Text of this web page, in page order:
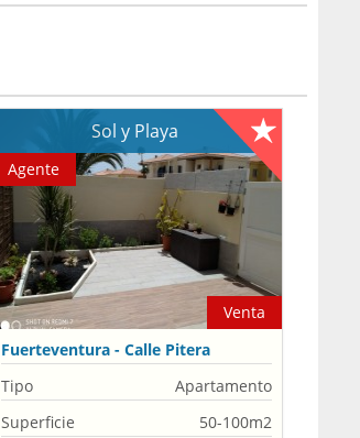
Sol y Playa
Venta
Agente
Fuerteventura - Calle Pitera
28.4711936 -13.8704957
Tipo
Apartamento
Superficie
50-100m2